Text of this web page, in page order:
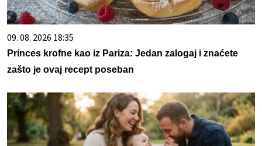
09. 08. 2026 18:35
Princes krofne kao iz Pariza: Jedan zalogaj i znaćete
zašto je ovaj recept poseban